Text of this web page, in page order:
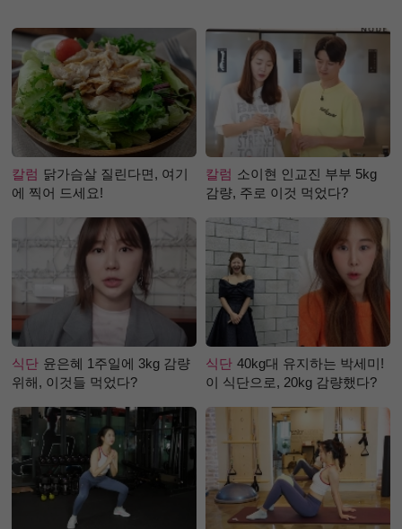
칼럼 닭가슴살 질린다면, 여기
에 찍어 드세요!
칼럼 소이현 인교진 부부 5kg
감량, 주로 이것 먹었다?
식단 윤은혜 1주일에 3kg 감량
위해, 이것들 먹었다?
식단 40kg대 유지하는 박세미!
이 식단으로, 20kg 감량했다?